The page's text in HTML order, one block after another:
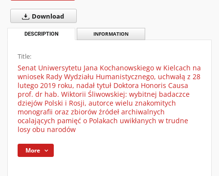
Download
DESCRIPTION INFORMATION
Title:
Senat Uniwersytetu Jana Kochanowskiego w Kielcach na
wniosek Rady Wydziału Humanistycznego, uchwałą z 28
lutego 2019 roku, nadał tytuł Doktora Honoris Causa
prof. dr hab. Wiktorii Śliwowskiej: wybitnej badaczce
dziejów Polski i Rosji, autorce wielu znakomitych
monografii oraz zbiorów źródeł archiwalnych
ocalających pamięć o Polakach uwikłanych w trudne
losy obu narodów
More